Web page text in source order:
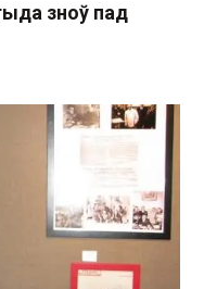
зноў пад